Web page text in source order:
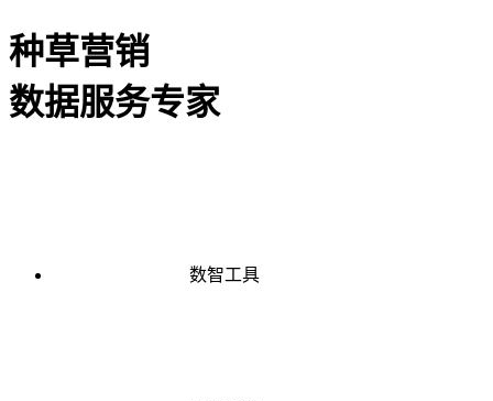
种草营销
数据服务专家
数智工具